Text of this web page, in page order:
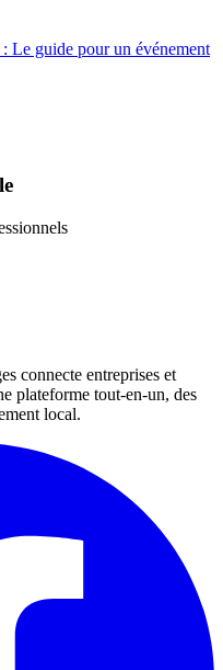
Le guide pour un événement
connecte entreprises et
plateforme tout-en-un, des
local.